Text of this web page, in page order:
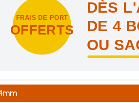
FRAIS DE PORT
OFFERTS
DÈS
DE 4
OU
de port en France métropolitaine !